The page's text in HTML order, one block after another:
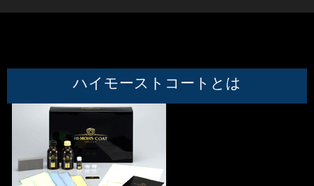
ハイモーストコートとは